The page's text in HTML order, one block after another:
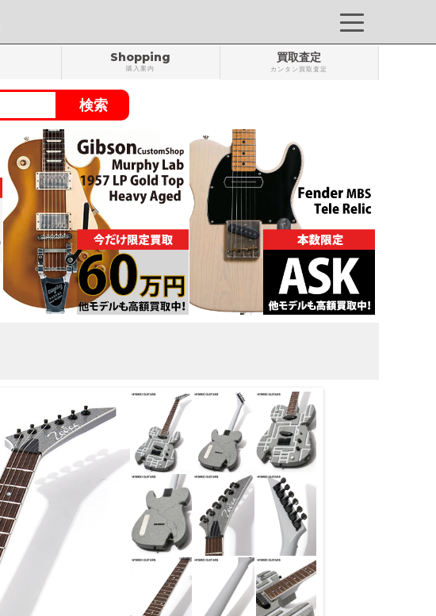
Shopping
購入案内
買取査定
カンタン買取査定